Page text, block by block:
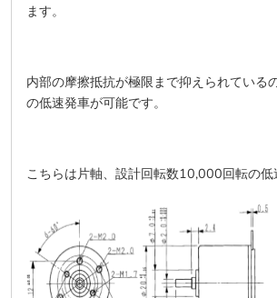
ます。
内部の摩擦抵抗が極限まで抑えられている
の低速発車が可能です。
こちらは片軸、設計回転数10,000回転の低